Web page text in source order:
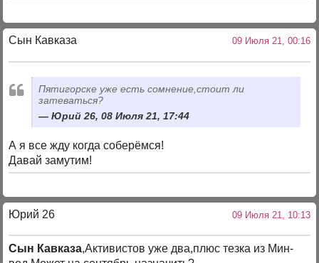
Сын Кавказа 09 Июля 21, 00:16
Пятигорске уже есть сомнение,стоит ли
затеваться?
Юрий 26, 08 Июля 21, 17:44
А я все жду когда соберёмся!
Давай замутим!
Юрий 26 09 Июля 21, 10:13
Сын Кавказа,Активистов уже два,плюс тезка из Мин-